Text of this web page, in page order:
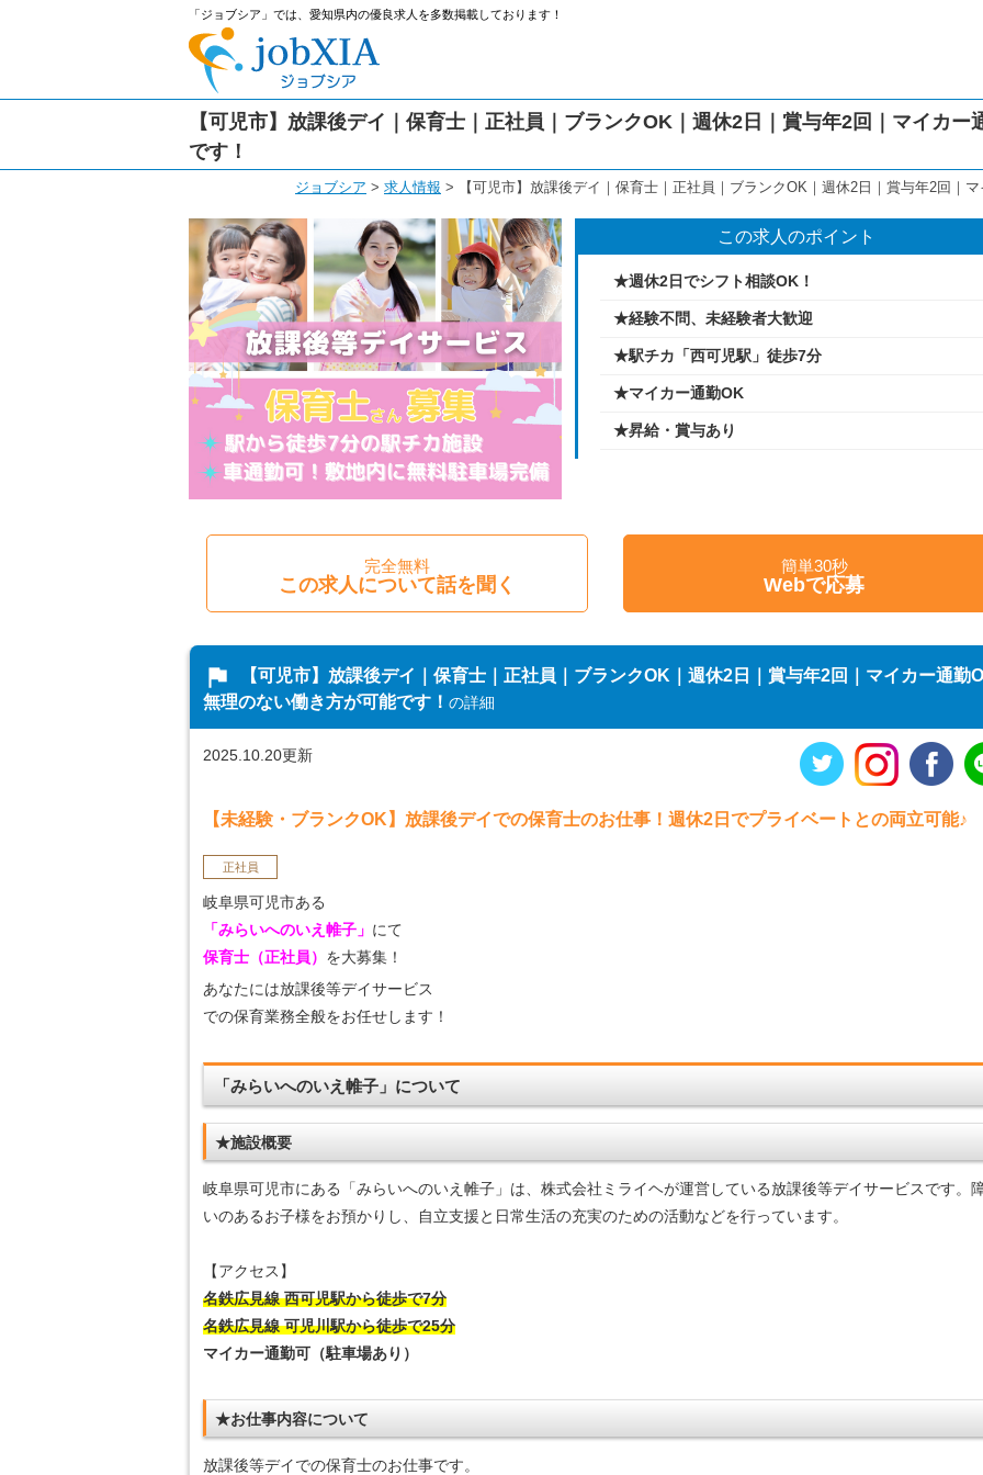
「ジョブシア」では、愛知県内の優良求人を多数掲載しております！
【可児市】放課後デイ｜保育士｜正社員｜ブランクOK｜週休2日｜賞与年2回｜マイカ
です！
ジョブシア > 求人情報 > 【可児市】放課後デイ｜保育士｜正社員｜ブランクOK｜週休2日｜賞与年2回｜
この求人のポイント
★週休2日でシフト相談OK！
★経験不問、未経験者大歓迎
★駅チカ「西可児駅」徒歩7分
★マイカー通勤OK
★昇給・賞与あり
完全無料
この求人について話を聞く
簡単30秒
Webで応募
flag
【可児市】放課後デイ｜保育士｜正社員｜ブランクOK｜週休2日｜賞与年2回｜マイカー通勤
無理のない働き方が可能です！ の詳細
2025.10.20更新
【未経験・ブランクOK】放課後デイでの保育士のお仕事！週休2日でプライベートとの両立可能♪
正社員
岐阜県可児市ある
「みらいへのいえ帷子」 にて
保育士（正社員） を大募集！
あなたには放課後等デイサービス
での保育業務全般をお任せします！
「みらいへのいえ帷子」について
★施設概要
岐阜県可児市にある「みらいへのいえ帷子」は、株式会社ミライヘが運営している放課後等デイサービスです。
いのあるお子様をお預かりし、自立支援と日常生活の充実のための活動などを行っています。
【アクセス】
名鉄広見線 西可児駅から徒歩で7分
名鉄広見線 可児川駅から徒歩で25分
マイカー通勤可（駐車場あり）
★お仕事内容について
放課後等デイでの保育士のお仕事です。